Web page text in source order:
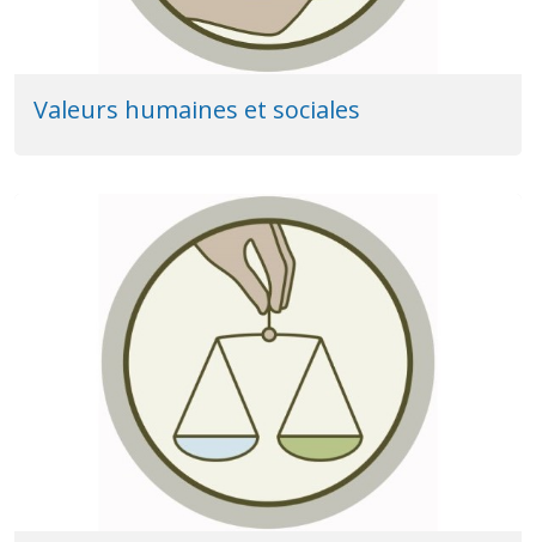
Valeurs humaines et sociales